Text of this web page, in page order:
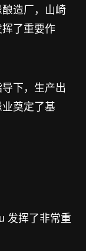
造厂，山崎
了重要作
下，生产出
奠定了基
发挥了非常重